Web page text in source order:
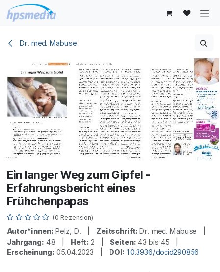
Zum Inhalt springen
Dr. med. Mabuse
Ein langer Weg zum Gipfel -
Erfahrungsbericht eines
Frühchenpapas
(0 Rezension)
Autor*innen: Pelz, D. | Zeitschrift: Dr. med. Mabuse |
Jahrgang: 48 | Heft: 2 |Seiten: 43 bis 45 |
Erscheinung: 05.04.2023 | DOI: 10.3936/docid290856